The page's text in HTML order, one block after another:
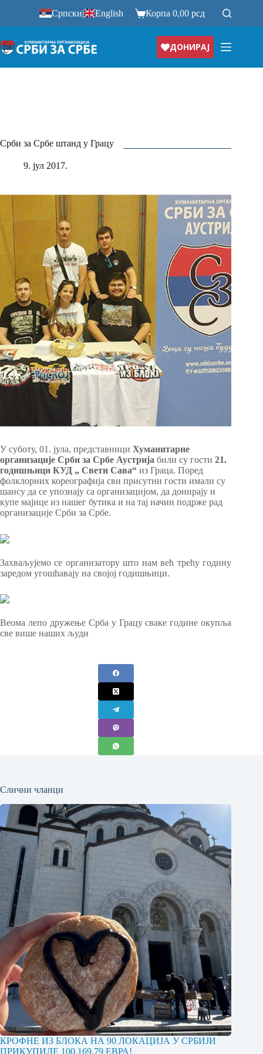
Српски| English Корпа0,00рсд
ДОНИРАЈ
Срби за Србе штанд у Грацу
9. јул 2017.
У суботу, 01. јула, представници Хуманитарне
организације Срби за Србе Аустрија били су гости 21.
годишњици КУД „ Свети Сава“ из Граца. Поред
фолклорних кореографија сви присутни гости имали су
шансу да се упознају са организацијом, да донирају и
купе мајице из нашег бутика и на тај начин подрже рад
организације Срби за Србе.
Захваљујемо се организатору што нам већ трећу годину
заредом угошћавају на својој годишњици.
Веома лепо дружење Срба у Грацу сваке године окупља
све више наших људи
Слични чланци
КРОФНЕ ИЗ БЛОКА НА 90 ЛОКАЦИЈА У СРБИЈИ
ПРИКУПИЛЕ 100.169,79 ЕВРА!